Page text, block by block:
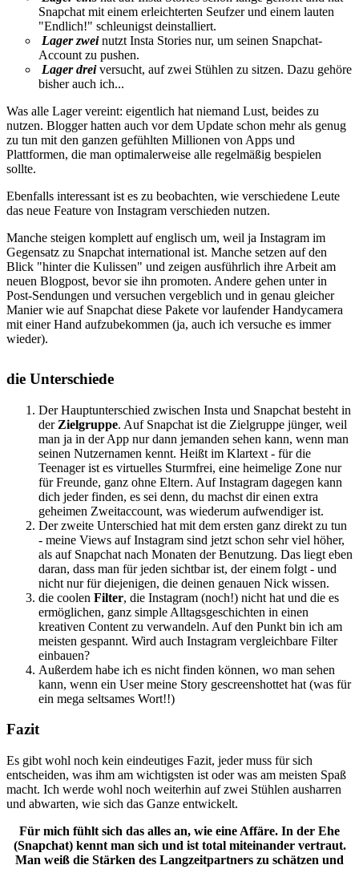
Snapchat mit einem erleichterten Seufzer und einem lauten
"Endlich!" schleunigst deinstalliert.
Lager zwei nutzt Insta Stories nur, um seinen Snapchat-
Account zu pushen.
Lager dreiversucht, auf zwei Stühlen zu sitzen. Dazu gehöre
bisher auch ich...
Was alle Lager vereint: eigentlich hat niemand Lust, beides zu
nutzen. Blogger hatten auch vor dem Update schon mehr als genug
zu tun mit den ganzen gefühlten Millionen von Apps und
Plattformen, die man optimalerweise alle regelmäßig bespielen
sollte.
Ebenfalls interessant ist es zu beobachten, wie verschiedene Leute
das neue Feature von Instagram verschieden nutzen.
Manche steigen komplett auf englisch um, weil ja Instagram im
Gegensatz zu Snapchat international ist. Manche setzen auf den
Blick "hinter die Kulissen" und zeigen ausführlich ihre Arbeit am
neuen Blogpost, bevor sie ihn promoten. Andere gehen unter in
Post-Sendungen und versuchen vergeblich und in genau gleicher
Manier wie auf Snapchat diese Pakete vor laufender Handycamera
mit einer Hand aufzubekommen (ja, auch ich versuche es immer
wieder).
die Unterschiede
Der Hauptunterschied zwischen Insta und Snapchat besteht in
der Zielgruppe. Auf Snapchat ist die Zielgruppe jünger, weil
man ja in der App nur dann jemanden sehen kann, wenn man
seinen Nutzernamen kennt. Heißt im Klartext - für die
Teenager ist es virtuelles Sturmfrei, eine heimelige Zone nur
für Freunde, ganz ohne Eltern. Auf Instagram dagegen kann
dich jeder finden, es sei denn, du machst dir einen extra
geheimen Zweitaccount, was wiederum aufwendiger ist.
Der zweite Unterschied hat mit dem ersten ganz direkt zu tun
- meine Views auf Instagram sind jetzt schon sehr viel höher,
als auf Snapchat nach Monaten der Benutzung. Das liegt eben
daran, dass man für jeden sichtbar ist, der einem folgt - und
nicht nur für diejenigen, die deinen genauen Nick wissen.
die coolen Filter, die Instagram (noch!) nicht hat und die es
ermöglichen, ganz simple Alltagsgeschichten in einen
kreativen Content zu verwandeln. Auf den Punkt bin ich am
meisten gespannt. Wird auch Instagram vergleichbare Filter
einbauen?
Außerdem habe ich es nicht finden können, wo man sehen
kann, wenn ein User meine Story gescreenshottet hat (was für
ein mega seltsames Wort!!)
Fazit
Es gibt wohl noch kein eindeutiges Fazit, jeder muss für sich
entscheiden, was ihm am wichtigsten ist oder was am meisten Spaß
macht. Ich werde wohl noch weiterhin auf zwei Stühlen ausharren
und abwarten, wie sich das Ganze entwickelt.
Für mich fühlt sich das alles an, wie eine Affäre. In der Ehe
(Snapchat) kennt man sich und ist total miteinander vertraut.
Man weiß die Stärken des Langzeitpartners zu schätzen und